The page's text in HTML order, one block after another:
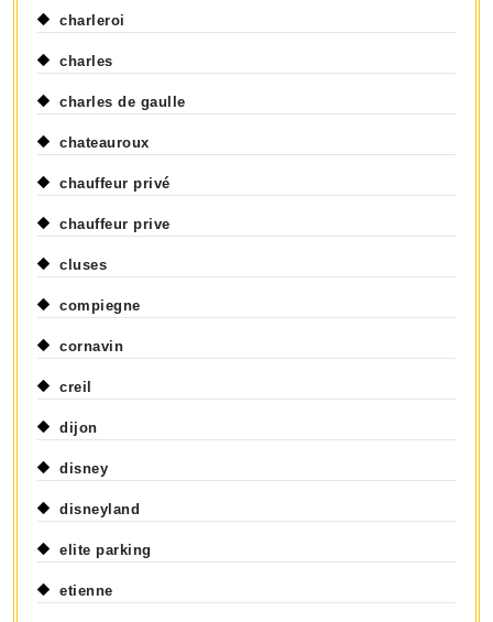
charleroi
charles
charles de gaulle
chateauroux
chauffeur privé
chauffeur prive
cluses
compiegne
cornavin
creil
dijon
disney
disneyland
elite parking
etienne